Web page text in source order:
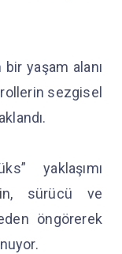
bir yaşam alanı
sezgisel
yaklaşımı
sürücü ve
öngörerek